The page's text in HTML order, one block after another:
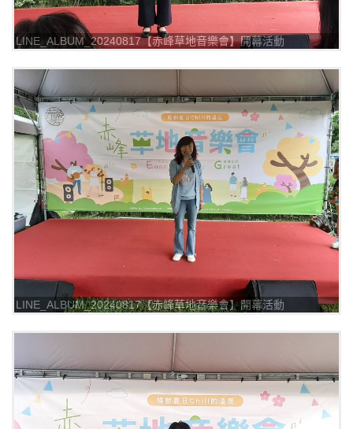
LINE_ALBUM_20240817【赤峰草地音樂會】開幕活動
LINE_ALBUM_20240817【赤峰草地音樂會】開幕活動